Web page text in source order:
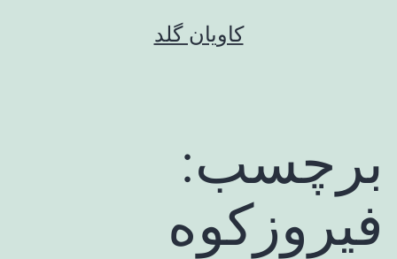
کاویان گلد
برچسب:
فیروزکوه